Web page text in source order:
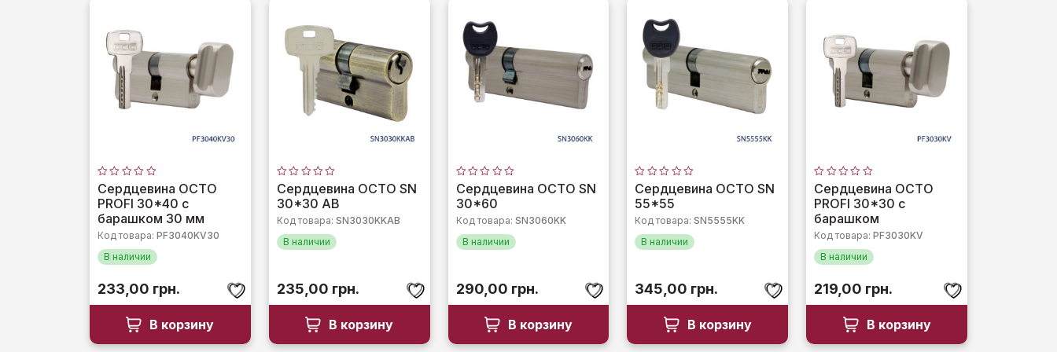
Оценка
0
из
5
Сердцевина OCTO
PROFI 30*40 с
барашком 30 мм
Код товара: PF3040KV30
В наличии
233,00 грн.
В корзину
Оценка
0
из
Сердцевина OCTO SN
30*30 AB
Код товара: SN3030KKAB
В наличии
235,00 грн.
В корзину
Оценка
0
из
Сердцевина OCTO SN
30*60
Код товара: SN3060KK
В наличии
290,00 грн.
В корзину
Оценка
0
из
Сердцевина OCTO SN
55*55
Код товара:SN5555KK
В наличии
345,00 грн.
В корзину
Оценка
0
из
5
Сердцевина OCTO
PROFI 30*30 с
барашком
Код товара:PF3030KV
В наличии
219,00 грн.
В корзину